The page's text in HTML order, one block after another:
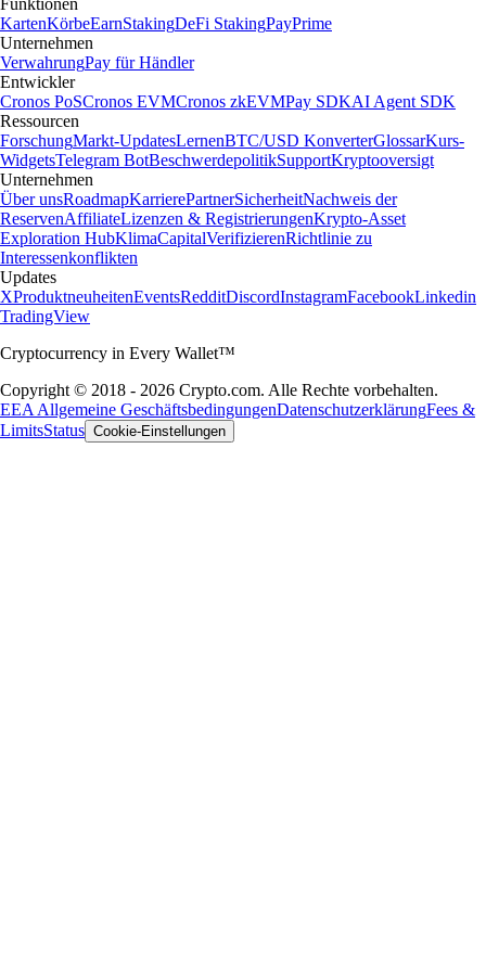
Funktionen
KartenKörbeEarnStakingDeFi StakingPayPrime
Unternehmen
VerwahrungPay für Händler
Entwickler
Cronos PoSCronos EVMCronos zkEVMPay SDKAI Agent SDK
Ressourcen
ForschungMarkt-UpdatesLernenBTC/USD KonverterGlossarKurs-
WidgetsTelegram BotBeschwerdepolitikSupportKryptooversigt
Unternehmen
Über unsRoadmapKarrierePartnerSicherheitNachweis der
ReservenAffiliateLizenzen & RegistrierungenKrypto-Asset
Exploration HubKlimaCapitalVerifizierenRichtlinie zu
Interessenkonflikten
Updates
XProduktneuheitenEventsRedditDiscordInstagramFacebookLinkedin
TradingView
Cryptocurrency in Every Wallet™
Copyright © 2018 - 2026 Crypto.com. Alle Rechte vorbehalten.
EEA Allgemeine GeschäftsbedingungenDatenschutzerklärungFees &
LimitsStatus Cookie-Einstellungen